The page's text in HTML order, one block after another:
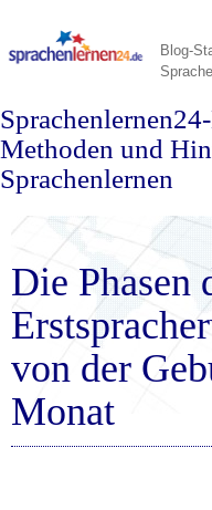
Blog-
Methoden und
Sprachenlernen
Die Phasen
von der
Monat